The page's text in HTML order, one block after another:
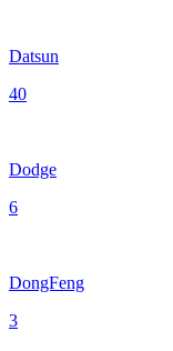
Datsun
40
Dodge
6
DongFeng
3